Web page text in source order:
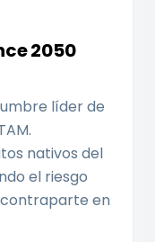
2050
líder de
nativos del
el riesgo
en